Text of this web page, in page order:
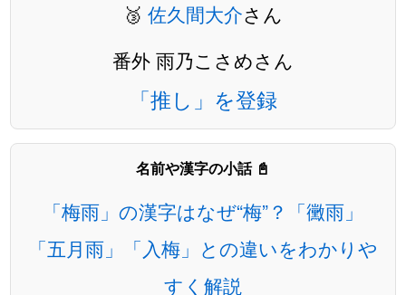
🥉 佐久間大介さん
番外 雨乃こさめさん
「推し」を登録
名前や漢字の小話 📓
「梅雨」の漢字はなぜ“梅”？「黴雨」
「五月雨」「入梅」との違いをわかりや
すく解説